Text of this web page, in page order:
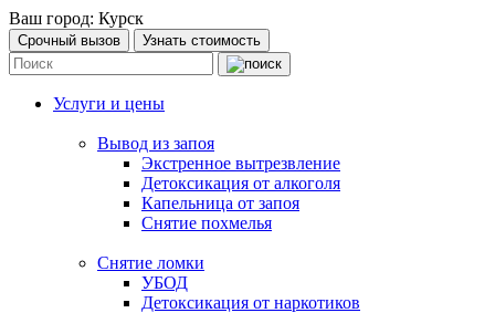
Ваш город: Курск
Срочный вызов Узнать стоимость
Услуги и цены
Вывод из запоя
Экстренное вытрезвление
Детоксикация от алкоголя
Капельница от запоя
Снятие похмелья
Снятие ломки
УБОД
Детоксикация от наркотиков